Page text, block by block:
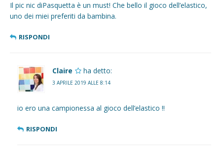
Il pic nic diPasquetta è un must! Che bello il gioco dell’elastico,
uno dei miei preferiti da bambina.
RISPONDI
Claire ha detto:
3 APRILE 2019 ALLE 8:14
io ero una campionessa al gioco dell’elastico !!
RISPONDI